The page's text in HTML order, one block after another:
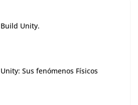
Build Unity.
Unity: Sus fenómenos Físicos